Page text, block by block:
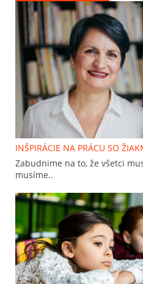
INŠPIRÁCIE NA PRÁCU SO
Zabudnime na to, že všetci
musíme..